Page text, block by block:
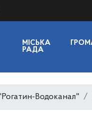
МІСЬКА
РАДА
Водоканал"